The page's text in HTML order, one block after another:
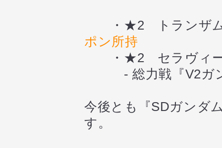
・★2 トランザ
ポン所持
・★2 セラヴィ
- 総力戦『V2ガン
今後とも『SDガンダ
す。